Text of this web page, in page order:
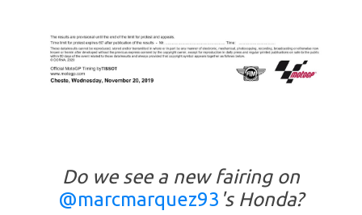
Do we see a new fairing on
@marcmarquez93 's Honda?